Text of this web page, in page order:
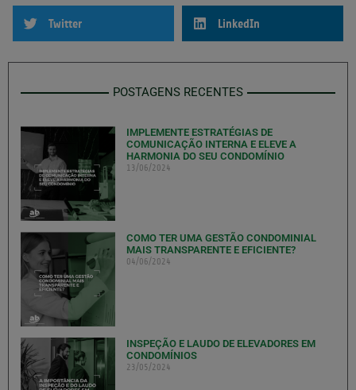
Twitter LinkedIn
POSTAGENS RECENTES
IMPLEMENTE ESTRATÉGIAS DE
COMUNICAÇÃO INTERNA E ELEVE A
HARMONIA DO SEU CONDOMÍNIO
13/06/2024
COMO TER UMA GESTÃO CONDOMINIAL
MAIS TRANSPARENTE E EFICIENTE?
04/06/2024
INSPEÇÃO E LAUDO DE ELEVADORES EM
CONDOMÍNIOS
23/05/2024